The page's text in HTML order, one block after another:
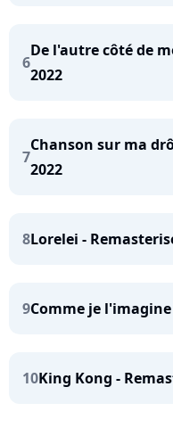
6
De l'autre côté de
2022
7
Chanson sur ma
2022
8Lorelei -
9Comme je
10King Kong -